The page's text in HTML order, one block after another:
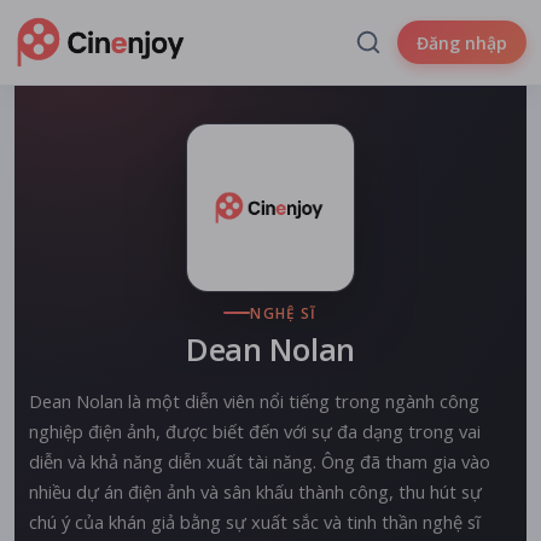
Đăng nhập
NGHỆ SĨ
Dean Nolan
Dean Nolan là một diễn viên nổi tiếng trong ngành công
nghiệp điện ảnh, được biết đến với sự đa dạng trong vai
diễn và khả năng diễn xuất tài năng. Ông đã tham gia vào
nhiều dự án điện ảnh và sân khấu thành công, thu hút sự
chú ý của khán giả bằng sự xuất sắc và tinh thần nghệ sĩ